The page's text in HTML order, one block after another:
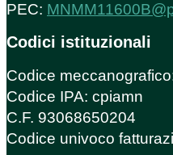
PEC:
Codici istituzionali
Codice
Codice IPA: cpiamn
C.F. 93068650204
Codice univoco